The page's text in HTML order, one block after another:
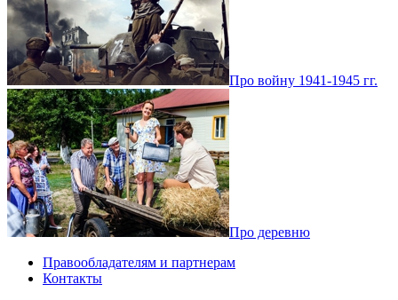
Про войну 1941-1945 гг.
Про деревню
Правообладателям и партнерам
Контакты